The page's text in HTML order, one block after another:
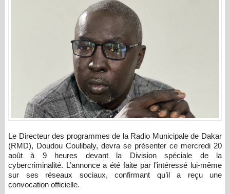
Le Directeur des programmes de la Radio Municipale de Dakar
(RMD), Doudou Coulibaly, devra se présenter ce mercredi 20
août à 9 heures devant la Division spéciale de la
cybercriminalité. L’annonce a été faite par l’intéressé lui-même
sur ses réseaux sociaux, confirmant qu’il a reçu une
convocation officielle.